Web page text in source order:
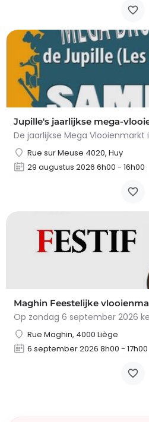
Jupille's jaarlijkse mega-
Rue sur Meuse 4020, Huy
29 augustus 2026 6h00 - 16h00
Maghin Feestelijke
Rue Maghin, 4000 Liège
6 september 2026 8h00 - 17h00